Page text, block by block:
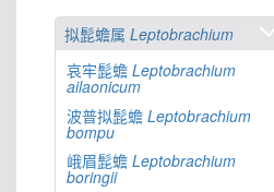
拟髭蟾属 Leptobrachium
哀牢髭蟾 Leptobrachium
ailaonicum
波普拟髭蟾 Leptobrachium
bompu
峨眉髭蟾 Leptobrachium
boringii